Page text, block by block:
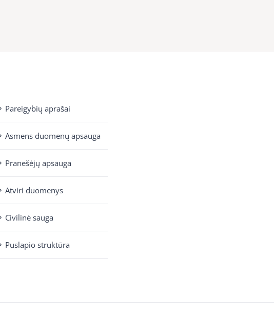
Pareigybių aprašai
Asmens duomenų apsauga
Pranešėjų apsauga
Atviri duomenys
Civilinė sauga
Puslapio struktūra